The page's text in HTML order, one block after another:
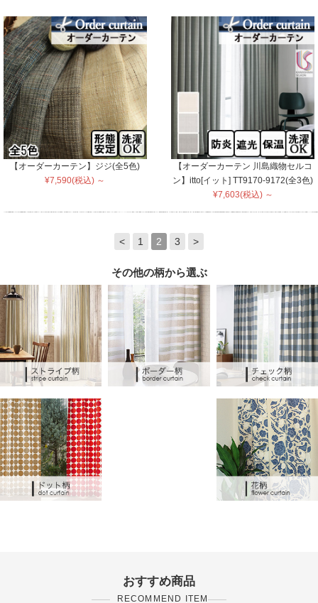
【オーダーカーテン】ジジ(全5色)
¥7,590(税込) ～
【オーダーカーテン 川島織物セルコ
ン】itto[イット] TT9170-9172(全3色)
¥7,603(税込) ～
< 1 2 3 >
その他の柄から選ぶ
おすすめ商品
RECOMMEND ITEM